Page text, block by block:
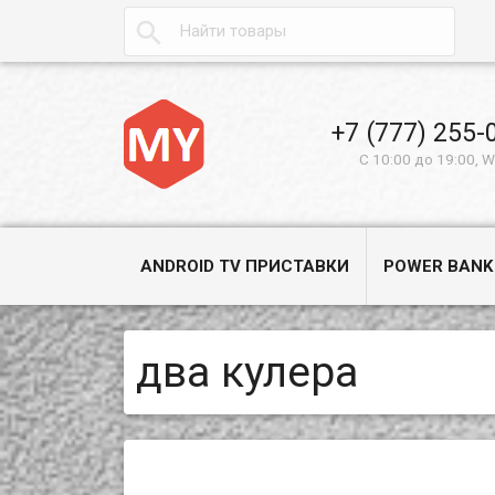

+7 (777) 255-
С 10:00 до 19:00,
ANDROID TV ПРИСТАВКИ POWER
два кулера